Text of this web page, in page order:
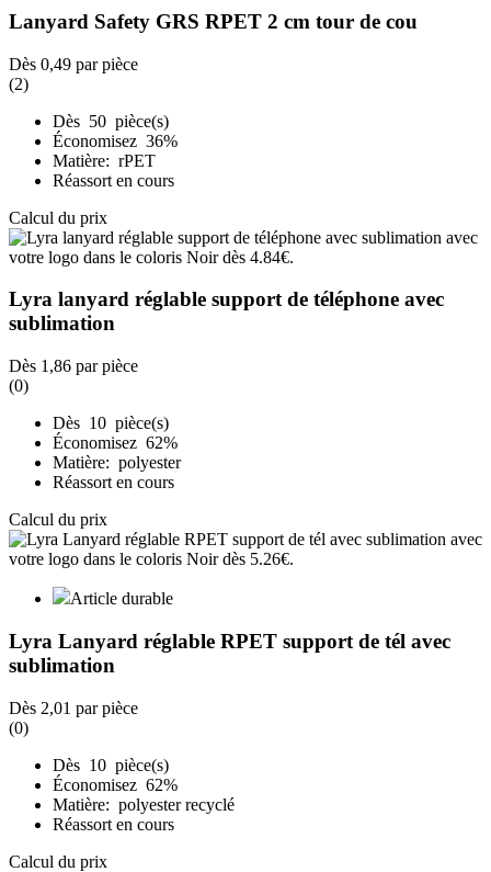
Lanyard Safety GRS RPET 2 cm tour de cou
Dès 0,49 par pièce
(2)
Dès 50 pièce(s)
Économisez 36%
Matière: rPET
Réassort en cours
Calcul du prix
Lyra lanyard réglable support de téléphone avec
sublimation
Dès 1,86 par pièce
(0)
Dès 10 pièce(s)
Économisez 62%
Matière: polyester
Réassort en cours
Calcul du prix
Article durable
Lyra Lanyard réglable RPET support de tél avec
sublimation
Dès 2,01 par pièce
(0)
Dès 10 pièce(s)
Économisez 62%
Matière: polyester recyclé
Réassort en cours
Calcul du prix